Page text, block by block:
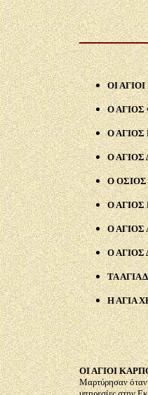
ΟΙ
Ο
Ο
Ο ΑΓΙΟΣ
Ο ΟΣΙΟΣ
Ο ΑΓΙΟΣ
Ο ΑΓΙΟΣ
Ο ΑΓΙΟΣ
ΤΑ ΑΓΙΑ
Η ΑΓΙΑ
ΟΙ ΑΓΙΟΙ
Μαρτύρησαν όταν